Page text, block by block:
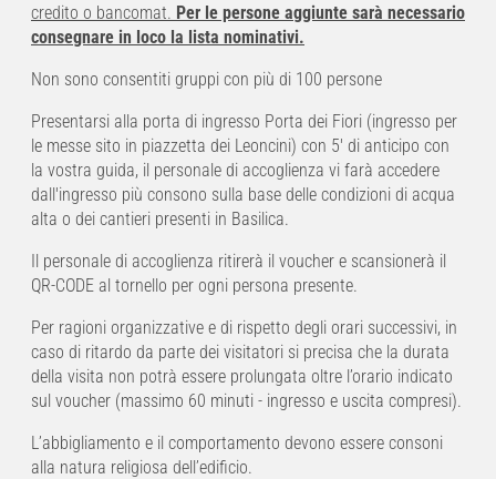
credito o bancomat. Per le persone aggiunte sarà necessario
consegnare in loco la lista nominativi.
Non sono consentiti gruppi con più di 100 persone
Presentarsi alla porta di ingresso Porta dei Fiori (ingresso per
le messe sito in piazzetta dei Leoncini) con 5' di anticipo con
la vostra guida, il personale di accoglienza vi farà accedere
dall'ingresso più consono sulla base delle condizioni di acqua
alta o dei cantieri presenti in Basilica.
Il personale di accoglienza ritirerà il voucher e scansionerà il
QR-CODE al tornello per ogni persona presente.
Per ragioni organizzative e di rispetto degli orari successivi, in
caso di ritardo da parte dei visitatori si precisa che la durata
della visita non potrà essere prolungata oltre l’orario indicato
sul voucher (massimo 60 minuti - ingresso e uscita compresi).
L’abbigliamento e il comportamento devono essere consoni
alla natura religiosa dell’edificio.